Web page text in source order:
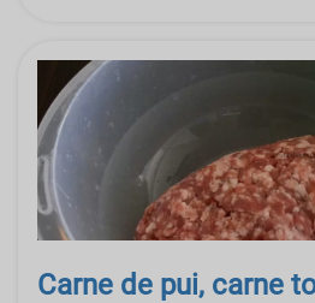
Carne de pui, carne